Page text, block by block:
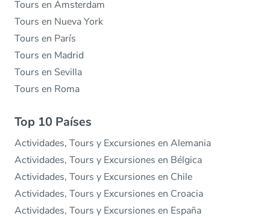
Tours en Ámsterdam
Tours en Nueva York
Tours en París
Tours en Madrid
Tours en Sevilla
Tours en Roma
Top 10 Países
Actividades, Tours y Excursiones en Alemania
Actividades, Tours y Excursiones en Bélgica
Actividades, Tours y Excursiones en Chile
Actividades, Tours y Excursiones en Croacia
Actividades, Tours y Excursiones en España